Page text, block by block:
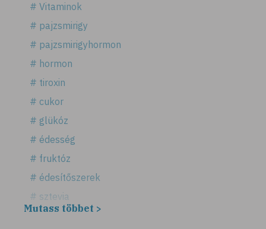
# Vitaminok
# pajzsmirigy
# pajzsmirigyhormon
# hormon
# tiroxin
# cukor
# glükóz
# édesség
# fruktóz
# édesítőszerek
# sztevia
# fogadalom
Mutass többet >